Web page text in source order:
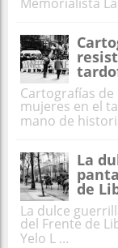
Cartografías
mujeres en el
mano de
La
de
La dulce
del Frente de
Yelo L ...